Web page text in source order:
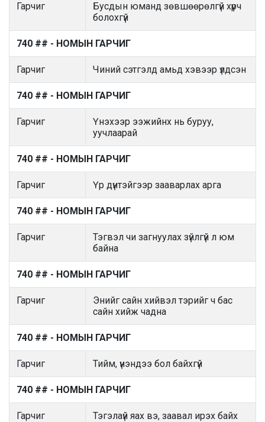
Гарчиг
Бусдын юманд зөвшөөрөлгүй хүрч
болохгүй
740 ## - НОМЫН ГАРЧИГ
Гарчиг Чиний сэтгэлд амьд хэвээр үлдсэн
740 ## - НОМЫН ГАРЧИГ
Гарчиг
Үнэхээр ээжийнх нь буруу,
уучлаарай
740 ## - НОМЫН ГАРЧИГ
Гарчиг Үр дүнтэйгээр зааварлах арга
740 ## - НОМЫН ГАРЧИГ
Гарчиг
Тэгвэл чи загнуулах зүйлгүй л юм
байна
740 ## - НОМЫН ГАРЧИГ
Гарчиг
Энийг сайн хийвэл тэрийг ч бас
сайн хийж чадна
740 ## - НОМЫН ГАРЧИГ
Гарчиг Тийм, үнэндээ бол байхгүй
740 ## - НОМЫН ГАРЧИГ
Гарчиг Тэгэлаүй яах вэ, заавал ирэх байх